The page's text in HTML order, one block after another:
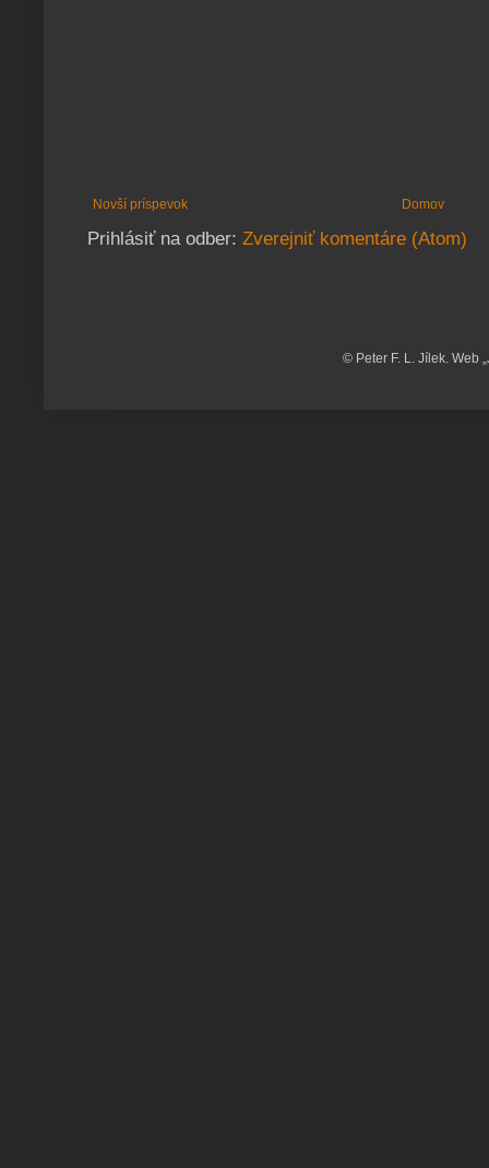
Novší príspevok Domov
Prihlásiť na odber: Zverejniť komentáre (Atom)
© Peter F. L. Jílek. Web